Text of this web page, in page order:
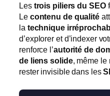
Les trois piliers du SEO
Le contenu de qualité
la technique
d’explorer et d’indexer
renforce l’autorité de
de liens solide, même le
rester invisible dans les